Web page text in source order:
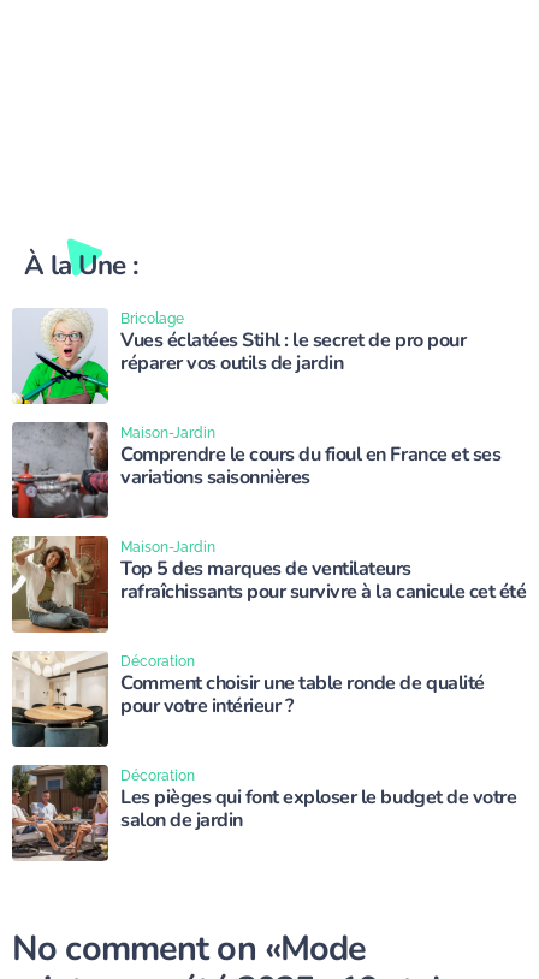
À la Une :
Vues éclatées Stihl : le secret de pro pour
réparer vos outils de jardin
Bricolage
Comprendre le cours du fioul en France et ses
variations saisonnières
Maison-Jardin
Top 5 des marques de ventilateurs
rafraîchissants pour survivre à la canicule cet été
Maison-Jardin
Comment choisir une table ronde de qualité
pour votre intérieur ?
Décoration
Les pièges qui font exploser le budget de votre
salon de jardin
Décoration
No comment on «Mode